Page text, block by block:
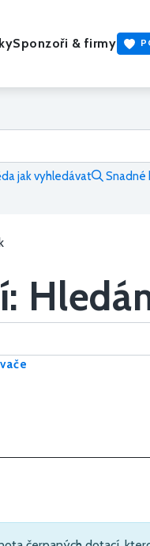
Sponzoři & firmy
jak vyhledávat Snadné